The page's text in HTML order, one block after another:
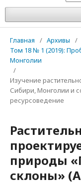
Главная / Архивы
/
Том 18 № 1 (2019):
Монголии
/
Изучение
Сибири, Монголии и
ресурсоведение
природы
склоны»